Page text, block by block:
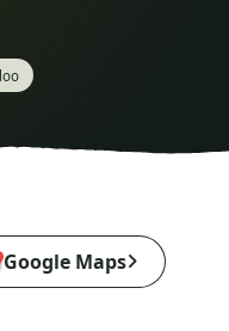
Google Maps